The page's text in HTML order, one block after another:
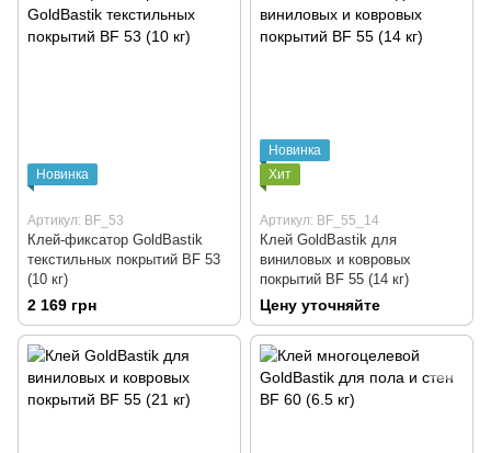
Новинка
Артикул: BF_53
Клей-фиксатор GoldBastik
текстильных покрытий BF 53
(10 кг)
2 169 грн
Новинка
Хит
Артикул: BF_55_14
Клей GoldBastik для
виниловых и ковровых
покрытий BF 55 (14 кг)
Цену уточняйте